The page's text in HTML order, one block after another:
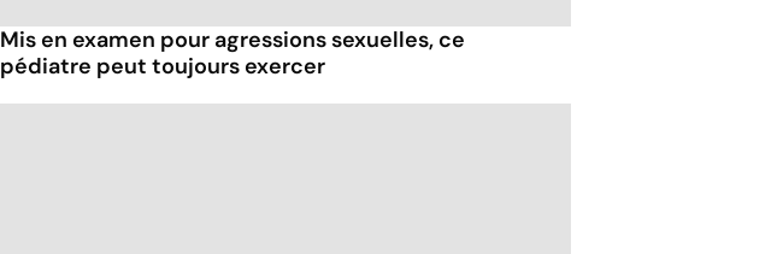
Mis en examen pour agressions sexuelles, ce
pédiatre peut toujours exercer